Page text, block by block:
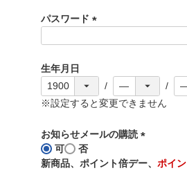
)
パスワード
)
生年月日
※設定すると変更できません
お知らせメールの購読
必
可
否
新商品、ポイント倍デー、 ポイ